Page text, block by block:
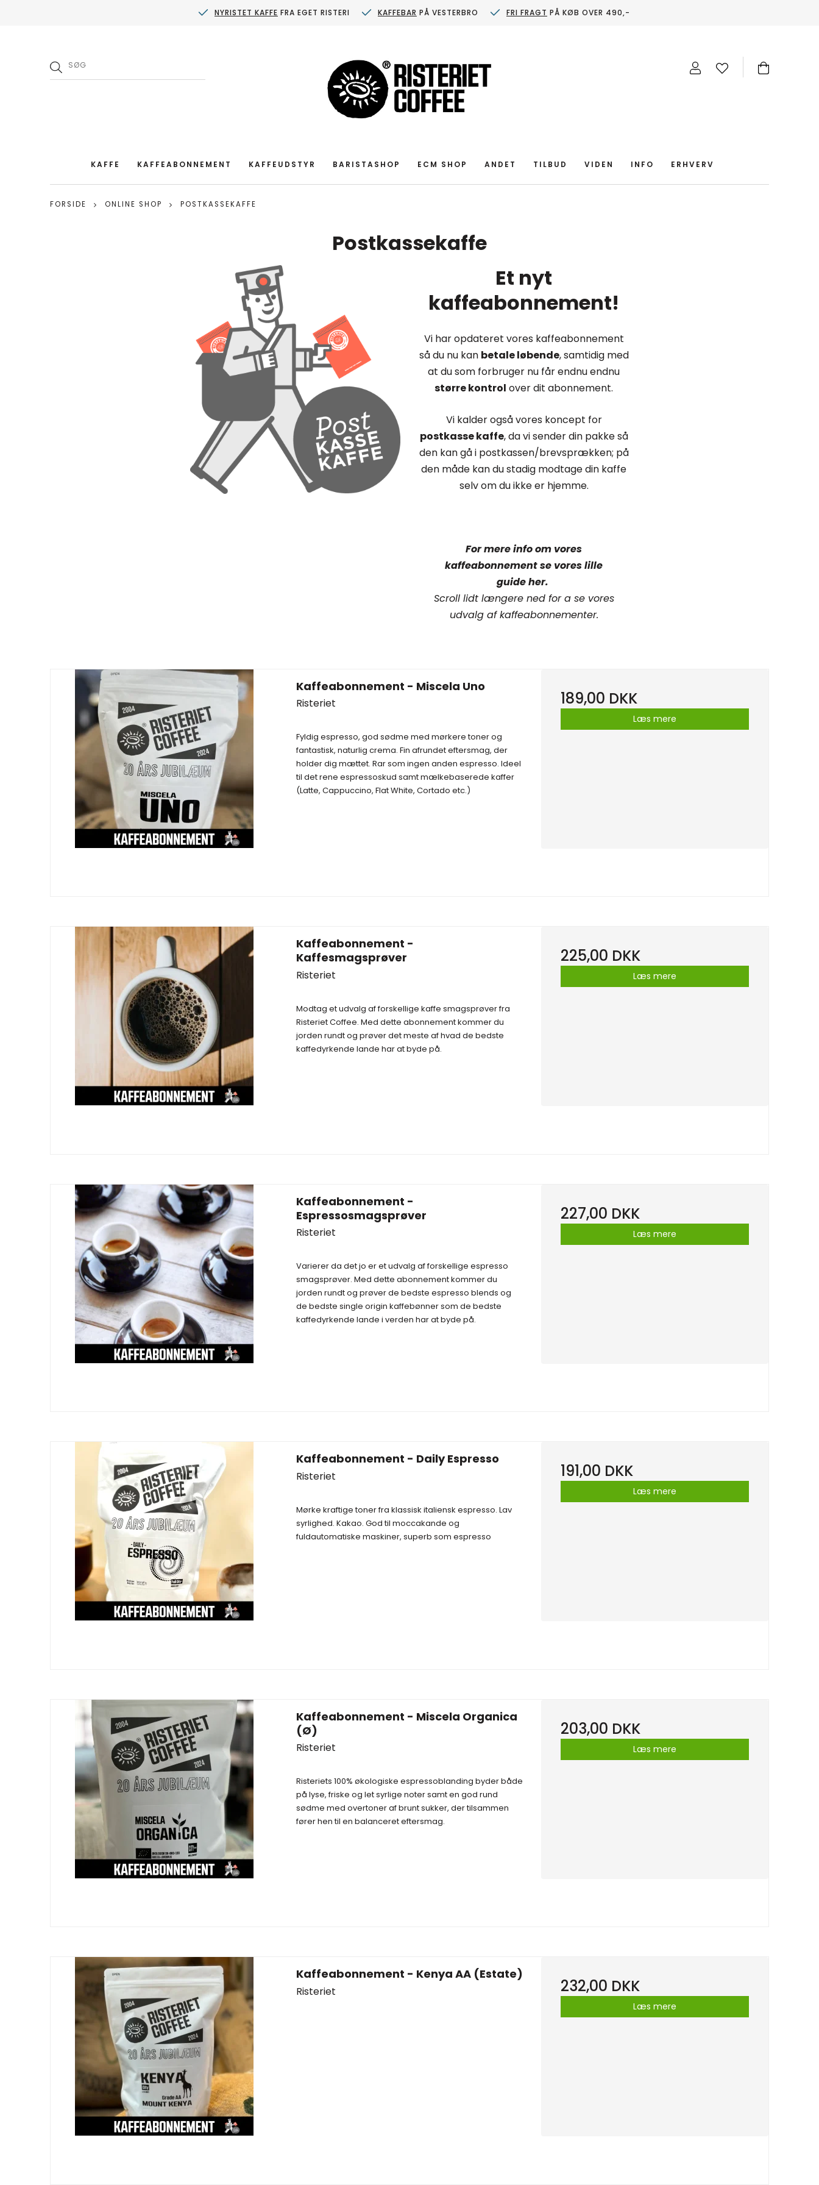
NYRISTET KAFFE FRA EGET RISTERI KAFFEBAR PÅ VESTERBRO FRI FRAGT PÅ KØB OVER 490,-
KAFFE KAFFEABONNEMENT KAFFEUDSTYR BARISTASHOP ECM SHOP ANDET TILBUD VIDEN INFO ERHVERV
FORSIDE ONLINE SHOP POSTKASSEKAFFE
Postkassekaffe
Et nyt
kaffeabonnement!
Vi har opdateret vores kaffeabonnement
så du nu kan betale løbende, samtidig med
at du som forbruger nu får endnu endnu
større kontrol over dit abonnement.
Vi kalder også vores koncept for
postkasse kaffe, da vi sender din pakke så
den kan gå i postkassen/brevsprækken; på
den måde kan du stadig modtage din kaffe
selv om du ikke er hjemme.
For mere info om vores
kaffeabonnement se vores lille
guideher.
Scroll lidt længere ned for a se vores
udvalg af kaffeabonnementer.
Kaffeabonnement - Miscela Uno
Risteriet
Fyldig espresso, god sødme med mørkere toner og
fantastisk, naturlig crema. Fin afrundet eftersmag, der
holder dig mættet. Rar som ingen anden espresso. Ideel
til det rene espressoskud samt mælkebaserede kaffer
(Latte, Cappuccino, Flat White, Cortado etc.)
189,00 DKK
Læs mere
Kaffeabonnement -
Kaffesmagsprøver
Risteriet
Modtag et udvalg af forskellige kaffe smagsprøver fra
Risteriet Coffee. Med dette abonnement kommer du
jorden rundt og prøver det meste af hvad de bedste
kaffedyrkende lande har at byde på.
225,00 DKK
Læs mere
Kaffeabonnement -
Espressosmagsprøver
Risteriet
Varierer da det jo er et udvalg af forskellige espresso
smagsprøver. Med dette abonnement kommer du
jorden rundt og prøver de bedste espresso blends og
de bedste single origin kaffebønner som de bedste
kaffedyrkende lande i verden har at byde på.
227,00 DKK
Læs mere
Kaffeabonnement - Daily Espresso
Risteriet
Mørke kraftige toner fra klassisk italiensk espresso. Lav
syrlighed. Kakao. God til moccakande og
fuldautomatiske maskiner, superb som espresso
191,00 DKK
Læs mere
Kaffeabonnement - Miscela Organica
(Ø)
Risteriet
Risteriets 100% økologiske espressoblanding byder både
på lyse, friske og let syrlige noter samt en god rund
sødme med overtoner af brunt sukker, der tilsammen
fører hen til en balanceret eftersmag.
203,00 DKK
Læs mere
Kaffeabonnement - Kenya AA (Estate)
Risteriet 232,00 DKK
Læs mere